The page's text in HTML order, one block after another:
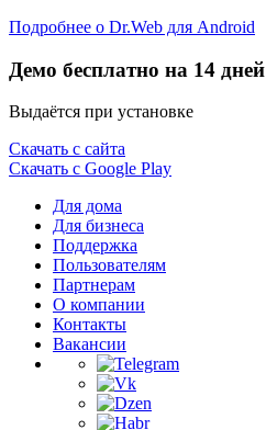
Подробнее о Dr.Web для Android
Демо бесплатно на 14 дней
Выдаётся при установке
Скачать с сайта
Скачать с Google Play
Для дома
Для бизнеса
Поддержка
Пользователям
Партнерам
О компании
Контакты
Вакансии